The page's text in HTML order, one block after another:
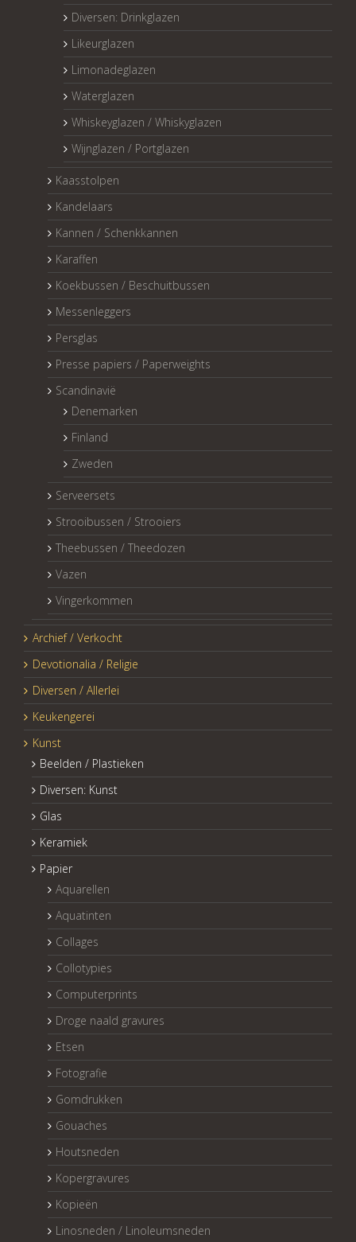
Diversen: Drinkglazen
Likeurglazen
Limonadeglazen
Waterglazen
Whiskeyglazen / Whiskyglazen
Wijnglazen / Portglazen
Kaasstolpen
Kandelaars
Kannen / Schenkkannen
Karaffen
Koekbussen / Beschuitbussen
Messenleggers
Persglas
Presse papiers / Paperweights
Scandinavië
Denemarken
Finland
Zweden
Serveersets
Strooibussen / Strooiers
Theebussen / Theedozen
Vazen
Vingerkommen
Archief / Verkocht
Devotionalia / Religie
Diversen / Allerlei
Keukengerei
Kunst
Beelden / Plastieken
Diversen: Kunst
Glas
Keramiek
Papier
Aquarellen
Aquatinten
Collages
Collotypies
Computerprints
Droge naald gravures
Etsen
Fotografie
Gomdrukken
Gouaches
Houtsneden
Kopergravures
Kopieën
Linosneden / Linoleumsneden